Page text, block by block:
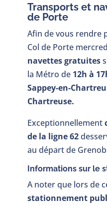
Transports et
de Porte
Afin de vous rendre
Col de Porte
navettes gratuites
la Métro de 12h à
Sappey-en-
Chartreuse.
Exceptionnellement
de la ligne 62
au départ de
Informations sur le
A noter que lors de
stationnement